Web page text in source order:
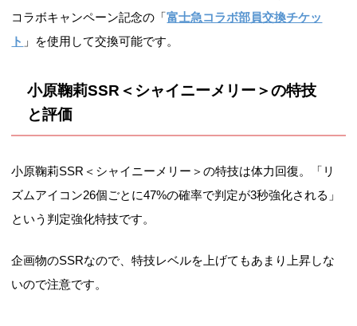
コラボキャンペーン記念の「富士急コラボ部員交換チケッ
ト 」を使用して交換可能です。
小原鞠莉SSR＜シャイニーメリー＞の特技
と評価
小原鞠莉SSR＜シャイニーメリー＞の特技は体力回復。「リ
ズムアイコン26個ごとに47%の確率で判定が3秒強化される」
という判定強化特技です。
企画物のSSRなので、特技レベルを上げてもあまり上昇しな
いので注意です。